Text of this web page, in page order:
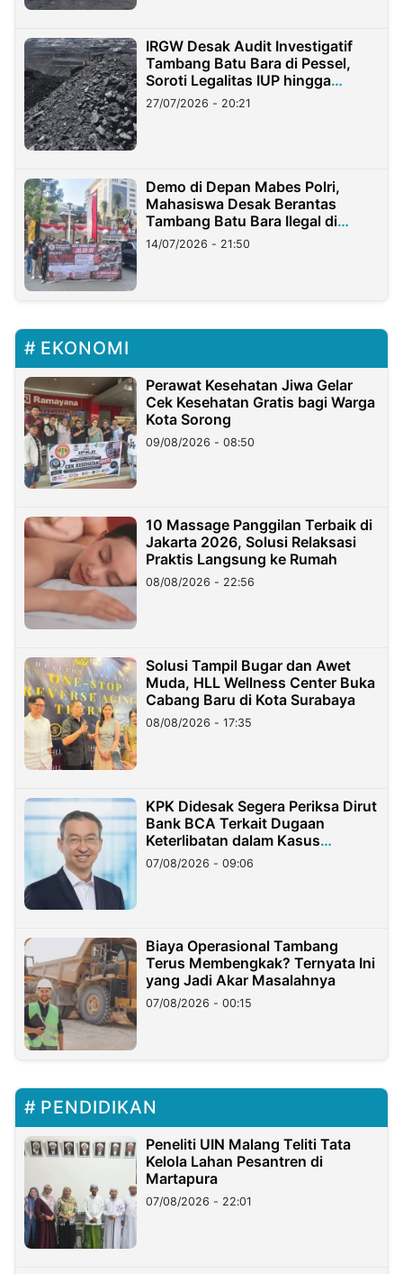
IRGW Desak Audit Investigatif
Tambang Batu Bara di Pessel,
Soroti Legalitas IUP hingga
Stockpile
27/07/2026 - 20:21
Demo di Depan Mabes Polri,
Mahasiswa Desak Berantas
Tambang Batu Bara Ilegal di
Lampung
14/07/2026 - 21:50
EKONOMI
Perawat Kesehatan Jiwa Gelar
Cek Kesehatan Gratis bagi Warga
Kota Sorong
09/08/2026 - 08:50
10 Massage Panggilan Terbaik di
Jakarta 2026, Solusi Relaksasi
Praktis Langsung ke Rumah
08/08/2026 - 22:56
Solusi Tampil Bugar dan Awet
Muda, HLL Wellness Center Buka
Cabang Baru di Kota Surabaya
08/08/2026 - 17:35
KPK Didesak Segera Periksa Dirut
Bank BCA Terkait Dugaan
Keterlibatan dalam Kasus
Hilangnya Dana Nasabah Rp2,58
Miliar
07/08/2026 - 09:06
Biaya Operasional Tambang
Terus Membengkak? Ternyata Ini
yang Jadi Akar Masalahnya
07/08/2026 - 00:15
PENDIDIKAN
Peneliti UIN Malang Teliti Tata
Kelola Lahan Pesantren di
Martapura
07/08/2026 - 22:01